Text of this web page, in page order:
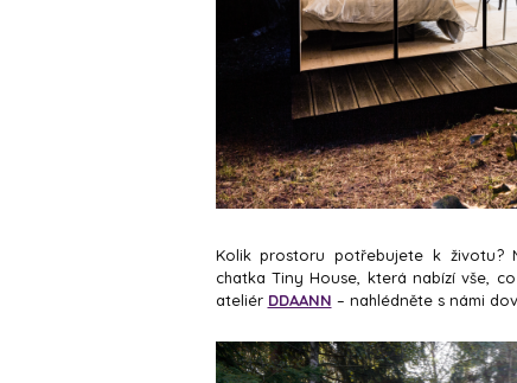
Kolik prostoru potřebujete k životu?
chatka Tiny House, která nabízí vše,
ateliér DDAANN – nahlédněte s námi